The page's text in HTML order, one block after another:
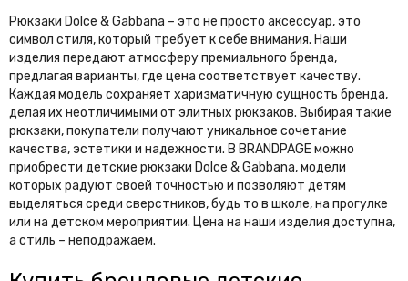
Рюкзаки Dolce & Gabbana – это не просто аксессуар, это
символ стиля, который требует к себе внимания. Наши
изделия передают атмосферу премиального бренда,
предлагая варианты, где цена соответствует качеству.
Каждая модель сохраняет харизматичную сущность бренда,
делая их неотличимыми от элитных рюкзаков. Выбирая такие
рюкзаки, покупатели получают уникальное сочетание
качества, эстетики и надежности. В BRANDPAGE можно
приобрести детские рюкзаки Dolce & Gabbana, модели
которых радуют своей точностью и позволяют детям
выделяться среди сверстников, будь то в школе, на прогулке
или на детском мероприятии. Цена на наши изделия доступна,
а стиль – неподражаем.